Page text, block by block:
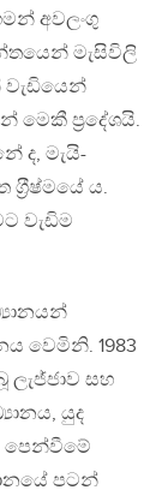
අවලංගු
මැසිවිලි
වැඩියෙන්
මෙකී ප‍්‍රදේශයි.
ද, මැයි-
ය.
වැඩිම
වෙමිනි. 1983
සහ
යුද
පෙන්වීමේ
පටන්